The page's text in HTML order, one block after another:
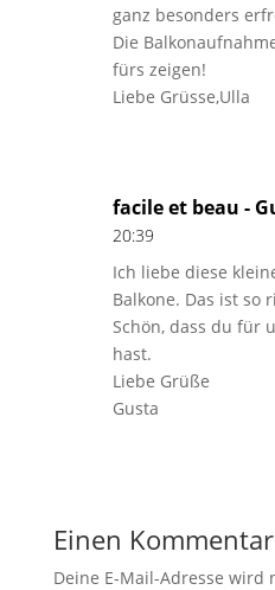
ganz besonders
Die
fürs zeigen!
Liebe Grüsse,Ulla
facile et beau -
20:39
Ich liebe diese
Balkone. Das ist so
Schön, dass du für
hast.
Liebe Grüße
Gusta
Einen
Deine E-Mail-Adresse